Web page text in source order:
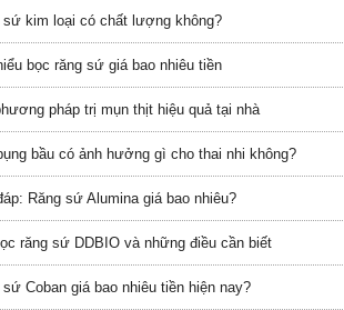
sứ kim loại có chất lượng không?
bọc răng sứ giá bao nhiêu tiền
pháp trị mụn thịt hiệu quả tại nhà
bầu có ảnh hưởng gì cho thai nhi không?
Răng sứ Alumina giá bao nhiêu?
răng sứ DDBIO và những điều cần biết
sứ Coban giá bao nhiêu tiền hiện nay?